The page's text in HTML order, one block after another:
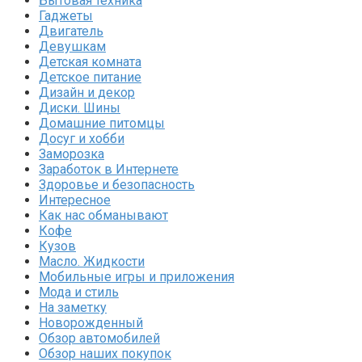
Гаджеты
Двигатель
Девушкам
Детская комната
Детское питание
Дизайн и декор
Диски. Шины
Домашние питомцы
Досуг и хобби
Заморозка
Заработок в Интернете
Здоровье и безопасность
Интересное
Как нас обманывают
Кофе
Кузов
Масло. Жидкости
Мобильные игры и приложения
Мода и стиль
На заметку
Новорожденный
Обзор автомобилей
Обзор наших покупок